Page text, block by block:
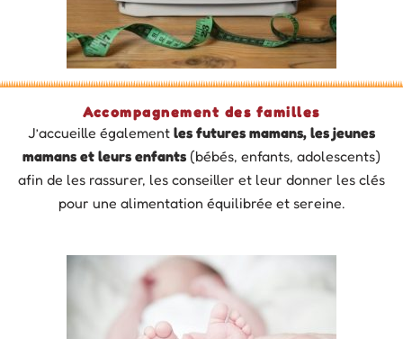
Accompagnement des familles
J’accueille également les futures mamans, les jeunes
mamans et leurs enfants (bébés, enfants, adolescents)
afin de les rassurer, les conseiller et leur donner les clés
pour une alimentation équilibrée et sereine.